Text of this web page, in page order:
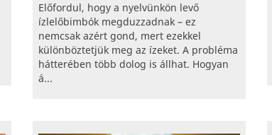
Előfordul, hogy a nyelvünkön levő
ízlelőbimbók megduzzadnak – ez
nemcsak azért gond, mert ezekkel
különböztetjük meg az ízeket. A probléma
hátterében több dolog is állhat. Hogyan
á...